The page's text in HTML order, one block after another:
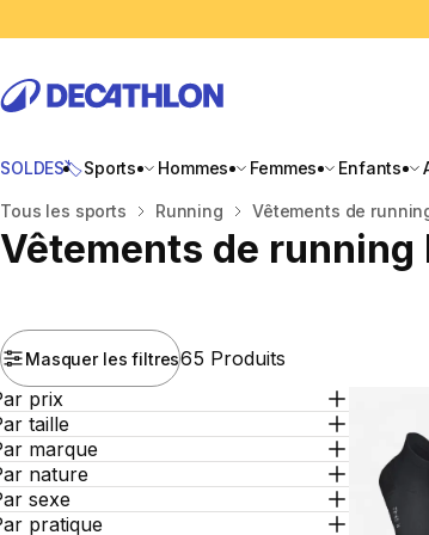
SOLDES🏷️Sports Hommes Femmes Enfants
Accueil
Tous les sports Running Vêtements de
Vêtements de running
Masquer les filtres65 Produits
prix
taille
marque
nature
sexe
pratique